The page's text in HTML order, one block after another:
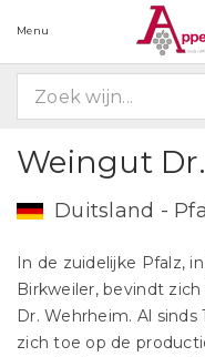
Menu
Weingut
Duitsland -
In de zuidelijke Pfalz,
Birkweiler, bevindt
Dr. Wehrheim. Al
zich toe op de